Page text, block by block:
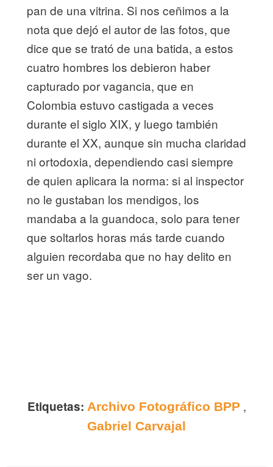
pan de una vitrina. Si nos ceñimos a la
nota que dejó el autor de las fotos, que
dice que se trató de una batida, a estos
cuatro hombres los debieron haber
capturado por vagancia, que en
Colombia estuvo castigada a veces
durante el siglo XIX, y luego también
durante el XX, aunque sin mucha claridad
ni ortodoxia, dependiendo casi siempre
de quien aplicara la norma: si al inspector
no le gustaban los mendigos, los
mandaba a la guandoca, solo para tener
que soltarlos horas más tarde cuando
alguien recordaba que no hay delito en
ser un vago.
Etiquetas: Archivo Fotográfico BPP,
Gabriel Carvajal